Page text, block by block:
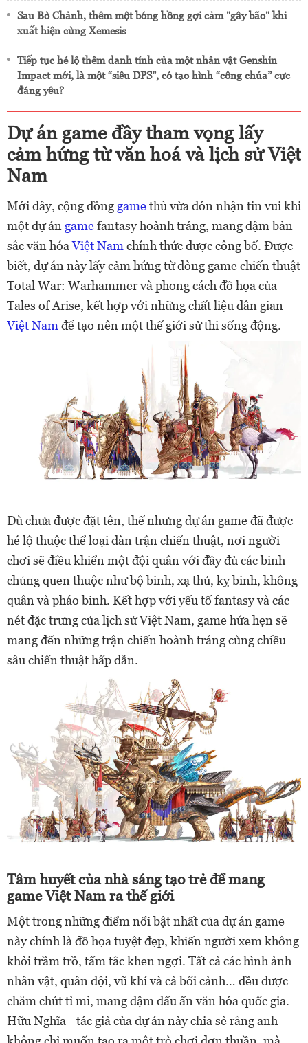
Sau Bò Chảnh, thêm một bóng hồng gợi cảm "gây bão" khi
xuất hiện cùng Xemesis
Tiếp tục hé lộ thêm danh tính của một nhân vật Genshin
Impact mới, là một “siêu DPS”, có tạo hình “công chúa” cực
đáng yêu?
Dự án game đầy tham vọng lấy
cảm hứng từ văn hoá và lịch sử Việt
Nam
Mới đây, cộng đồng gamethủ vừa đón nhận tin vui khi
một dự án gamefantasy hoành tráng, mang đậm bản
sắc văn hóaViệt Nam chính thức được công bố. Được
biết, dự án này lấy cảm hứng từ dòng game chiến thuật
Total War: Warhammer và phong cách đồ họa của
Tales of Arise, kết hợp với những chất liệu dân gian
Việt Nam để tạo nên một thế giới sử thi sống động.
Dù chưa được đặt tên, thế nhưng dự án game đã được
hé lộ thuộc thể loại dàn trận chiến thuật, nơi người
chơi sẽ điều khiển một đội quân với đầy đủ các binh
chủng quen thuộc như bộ binh, xạ thủ, kỵ binh, không
quân và pháo binh. Kết hợp với yếu tố fantasy và các
nét đặc trưng của lịch sử Việt Nam, game hứa hẹn sẽ
mang đến những trận chiến hoành tráng cùng chiều
sâu chiến thuật hấp dẫn.
Tâm huyết của nhà sáng tạo trẻ để mang
game Việt Nam ra thế giới
Một trong những điểm nổi bật nhất của dự án game
này chính là đồ họa tuyệt đẹp, khiến người xem không
khỏi trầm trồ, tấm tắc khen ngợi. Tất cả các hình ảnh
nhân vật, quân đội, vũ khí và cả bối cảnh… đều được
chăm chút tỉ mỉ, mang đậm dấu ấn văn hóa quốc gia.
Hữu Nghĩa - tác giả của dự án này chia sẻ rằng anh